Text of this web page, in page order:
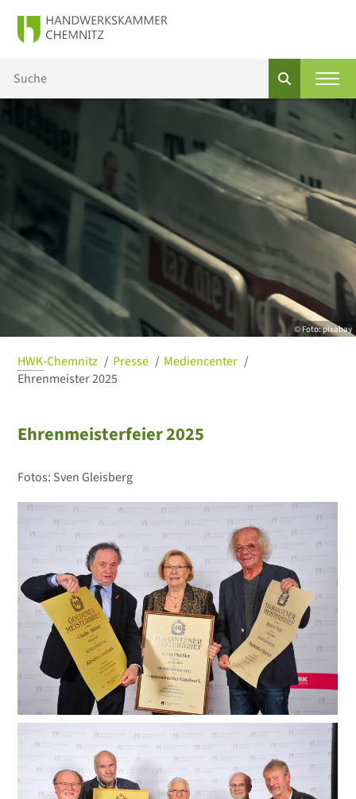
© Foto: pixabay
HWK-Chemnitz Presse
Mediencenter
Ehrenmeister 2025
Ehrenmeisterfeier 2025
Fotos: Sven Gleisberg